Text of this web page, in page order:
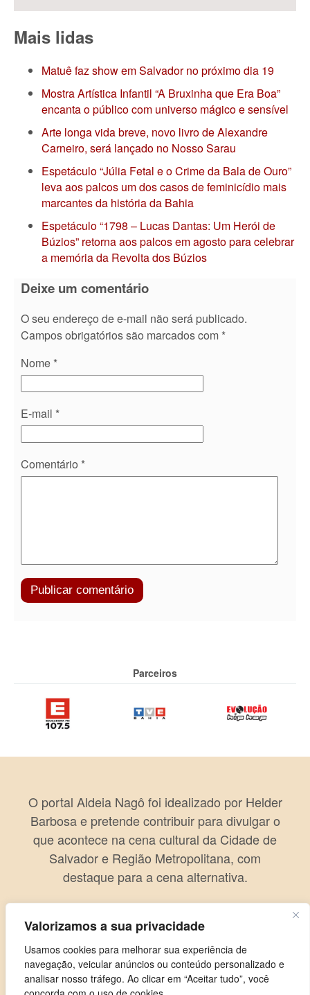
Valorizamos a sua privacidade
Usamos cookies para melhorar sua experiência de
navegação, veicular anúncios ou conteúdo personalizado e
analisar nosso tráfego. Ao clicar em “Aceitar tudo”, você
Mais lidas
Matuê faz show em Salvador no próximo dia 19
Mostra Artística Infantil “A Bruxinha que Era Boa”
encanta o público com universo mágico e sensível
Arte longa vida breve, novo livro de Alexandre
Carneiro, será lançado no Nosso Sarau
Espetáculo “Júlia Fetal e o Crime da Bala de Ouro”
leva aos palcos um dos casos de feminicídio mais
marcantes da história da Bahia
Espetáculo “1798 – Lucas Dantas: Um Herói de
Búzios” retorna aos palcos em agosto para celebrar
a memória da Revolta dos Búzios
Deixe um comentário
O seu endereço de e-mail não será publicado.
Campos obrigatórios são marcados com *
Nome *
E-mail *
Comentário *
Parceiros
O portal Aldeia Nagô foi idealizado por Helder
Barbosa e pretende contribuir para divulgar o
que acontece na cena cultural da Cidade de
Salvador e Região Metropolitana, com
destaque para a cena alternativa.